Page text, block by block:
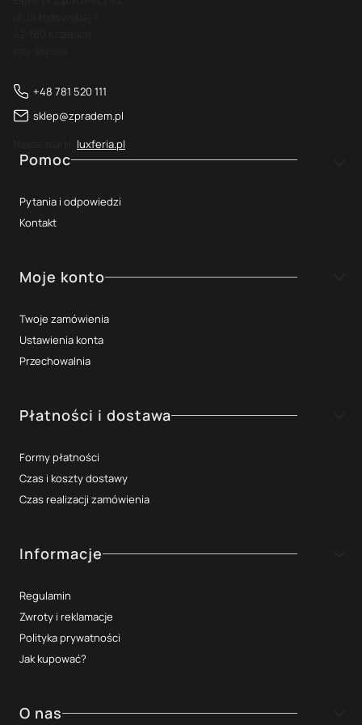
+48 781 520 111
sklep@zpradem.pl
luxferia.pl
Linki w stopce
Pomoc
Pytania i odpowiedzi
Kontakt
Moje konto
Twoje zamówienia
Ustawienia konta
Przechowalnia
Płatności i dostawa
Formy płatności
Czas i koszty dostawy
Czas realizacji zamówienia
Informacje
Regulamin
Zwroty i reklamacje
Polityka prywatności
Jak kupować?
O nas